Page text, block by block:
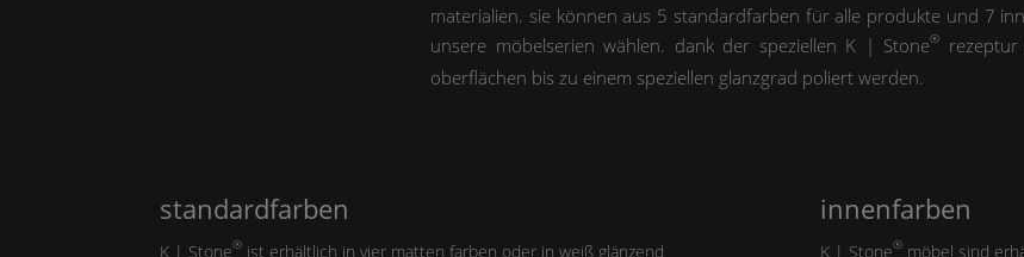
materialien. sie können aus 5 standardfarben für alle produkte und 7
unsere möbelserien wählen. dank der speziellen K | Stone®
oberflächen bis zu einem speziellen glanzgrad poliert werden.
standardfarben
K | Stone® ist erhältlich in vier matten farben oder in weiß glänzend
innenfarben
K | Stone® möbel sind